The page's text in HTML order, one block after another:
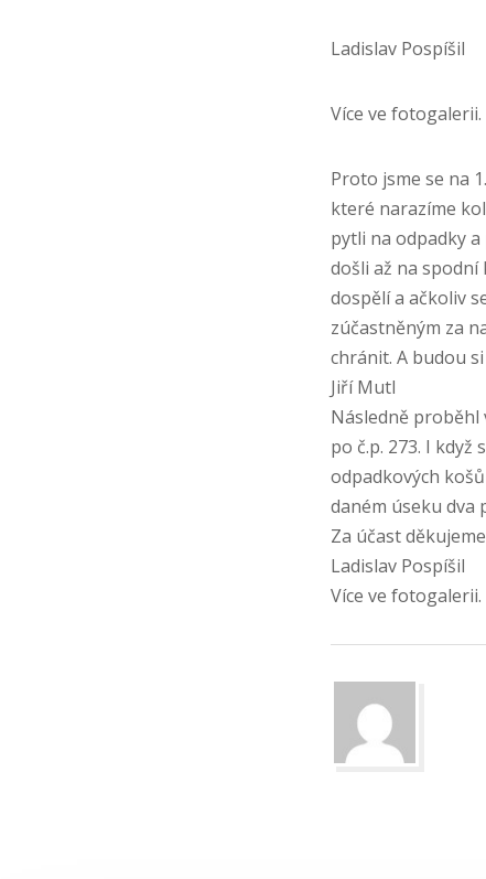
Ladislav Pospíšil
Více ve fotogalerii.
Proto jsme se na
které narazíme
pytli na odpadky
došli až na spodní
dospělí a ačkoliv
zúčastněným za
chránit. A budou
Jiří Mutl
Následně proběhl
po č.p. 273. I
odpadkových
daném úseku dva
Za účast
Ladislav Pospíšil
Více ve fotogalerii.